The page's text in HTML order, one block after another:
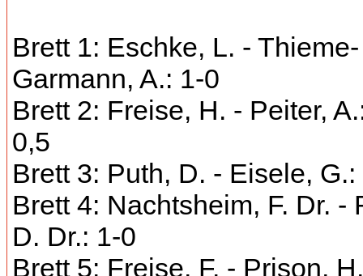
Brett 1: Eschke, L. - Thieme-
Garmann, A.: 1-0
Brett 2: Freise, H. - Peiter,
0,5
Brett 3: Puth, D. - Eisele,
Brett 4: Nachtsheim, F. Dr. -
D. Dr.: 1-0
Brett 5: Freise, F. - Prison,